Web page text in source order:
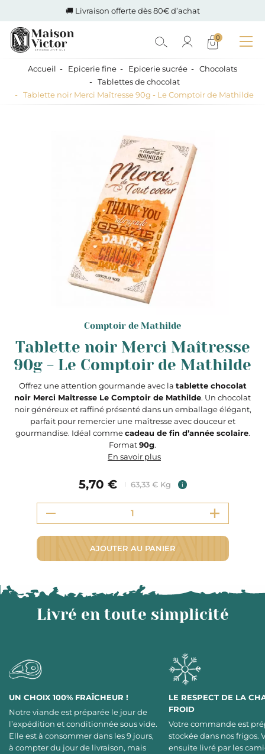
🚚 Livraison offerte dès 80€ d’achat
0
Accueil Epicerie fine Epicerie sucrée
Chocolats
Tablettes de chocolat
Tablette noir Merci Maîtresse 90g - Le Comptoir de Mathilde
Comptoir de Mathilde
Tablette noir Merci Maîtresse
90g - Le Comptoir de Mathilde
Offrez une attention gourmande avec la tablette chocolat
noir Merci Maîtresse Le Comptoir de Mathilde. Un chocolat
noir généreux et raffiné présenté dans un emballage élégant,
parfait pour remercier une maîtresse avec douceur et
gourmandise. Idéal commecadeau de fin d’année scolaire.
Format90g.
En savoir plus
5,70 € 63,33 € Kg i
AJOUTER AU PANIER
Livré en toute simplicité
UN CHOIX 100% FRAÎCHEUR !
Notre viande est préparée le jour de
l’expédition et conditionnée sous vide.
Elle est à consommer dans les 9 jours,
à compter du jour de livraison, mais
LE RESPECT DE LA
FROID
Votre commande est
stockée dans nos frigos.
ensuite livré par les